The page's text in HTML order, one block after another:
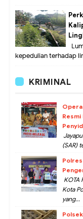
kepedulian terhadap
KRIMINAL
Resmi
(SAR)
KOTA
Kota
yang...